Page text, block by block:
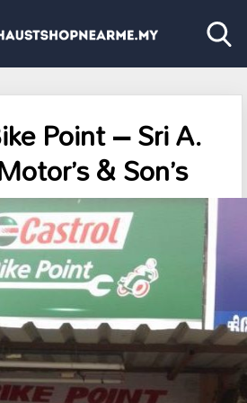
Point – Sri A.
& Son’s